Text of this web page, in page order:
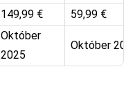
149,99 € 59,99 €
Október
2025
Október